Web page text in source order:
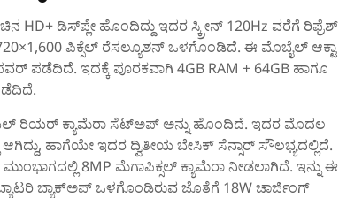
ಡಿಸ್‌ಪ್ಲೇ ಹೊಂದಿದ್ದು ಇದರ ಸ್ಕ್ರೀನ್‌ 120Hz ವರೆಗೆ ರಿಫ್ರೆಶ್
ಪಿಕ್ಸೆಲ್‌ ರೆಸಲ್ಯೂಶನ್‌ ಒಳಗೊಂಡಿದೆ. ಈ ಮೊಬೈಲ್‌ ಆಕ್ಟಾ
ಇದಕ್ಕೆ ಪೂರಕವಾಗಿ 4GB RAM + 64GB ಹಾಗೂ
ರಿಯರ್ ಕ್ಯಾಮೆರಾ ಸೆಟ್‌ಅಪ್‌ ಅನ್ನು ಹೊಂದಿದೆ. ಇದರ ಮೊದಲ
ಆಗಿದ್ದು, ಹಾಗೆಯೇ ಇದರ ದ್ವಿತೀಯ ಬೇಸಿಕ್ ಸೆನ್ಸಾರ್‌ ಸೌಲಭ್ಯದಲ್ಲಿದೆ.
8MP ಮೆಗಾಪಿಕ್ಸಲ್ ಕ್ಯಾಮೆರಾ ನೀಡಲಾಗಿದೆ. ಇನ್ನು ಈ
ಬ್ಯಾಕ್‌ಅಪ್‌ ಒಳಗೊಂಡಿರುವ ಜೊತೆಗೆ 18W ಚಾರ್ಜಿಂಗ್‌